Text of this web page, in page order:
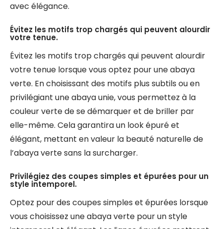
avec élégance.
Évitez les motifs trop chargés qui peuvent alourdir
votre tenue.
Évitez les motifs trop chargés qui peuvent alourdir
votre tenue lorsque vous optez pour une abaya
verte. En choisissant des motifs plus subtils ou en
privilégiant une abaya unie, vous permettez à la
couleur verte de se démarquer et de briller par
elle-même. Cela garantira un look épuré et
élégant, mettant en valeur la beauté naturelle de
l’abaya verte sans la surcharger.
Privilégiez des coupes simples et épurées pour un
style intemporel.
Optez pour des coupes simples et épurées lorsque
vous choisissez une abaya verte pour un style